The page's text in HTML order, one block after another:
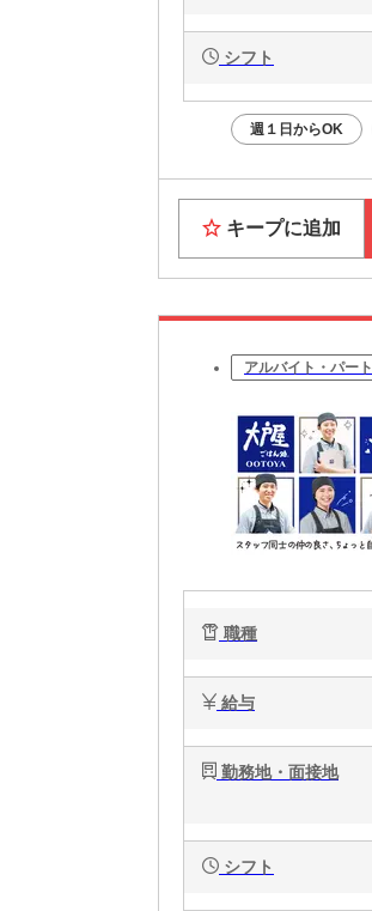
シフト
週１日からOK
キープに追加
アルバイト・パート
職種
給与
勤務地・面接地
シフト